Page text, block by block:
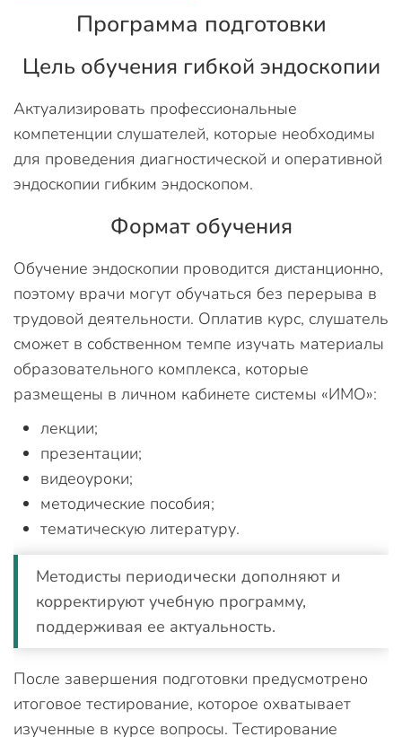
Программа подготовки
Цель обучения гибкой эндоскопии
Актуализировать профессиональные
компетенции слушателей, которые необходимы
для проведения диагностической и оперативной
эндоскопии гибким эндоскопом.
Формат обучения
Обучение эндоскопии проводится дистанционно,
поэтому врачи могут обучаться без перерыва в
трудовой деятельности. Оплатив курс, слушатель
сможет в собственном темпе изучать материалы
образовательного комплекса, которые
размещены в личном кабинете системы «ИМО»:
лекции;
презентации;
видеоуроки;
методические пособия;
тематическую литературу.
Методисты периодически дополняют и
корректируют учебную программу,
поддерживая ее актуальность.
После завершения подготовки предусмотрено
итоговое тестирование, которое охватывает
изученные в курсе вопросы. Тестирование